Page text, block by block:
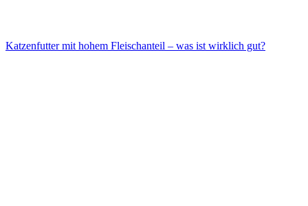
Katzenfutter mit hohem Fleischanteil – was ist wirklich gut?